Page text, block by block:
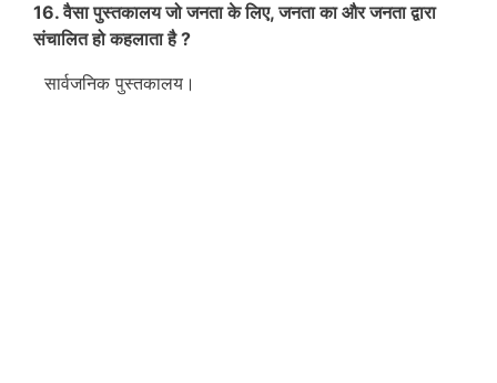
16. वैसा पुस्तकालय जो जनता के लिए, जनता का और जनता द्वारा
संचालित हो कहलाता है ?
सार्वजनिक पुस्तकालय।